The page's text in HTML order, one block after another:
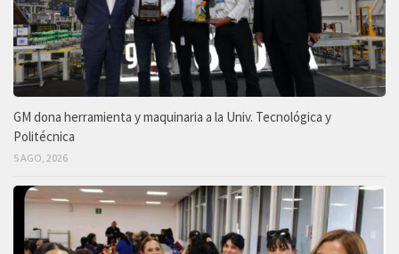
GM dona herramienta y maquinaria a la Univ. Tecnológica y
Politécnica
5 AGO, 2026